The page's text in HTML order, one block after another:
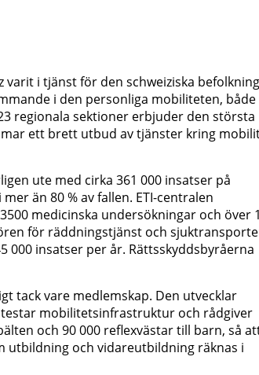
varit i tjänst för den schweiziska
i den personliga mobiliteten, både
regionala sektioner erbjuder den största
ett brett utbud av tjänster kring
ute med cirka 361 000 insatser på
än 80 % av fallen. ETI-centralen
medicinska undersökningar och över
för räddningstjänst och
000 insatser per år. Rättsskyddsbyråerna
tack vare medlemskap. Den utvecklar
mobilitetsinfrastruktur och rådgiver
och 90 000 reflexvästar till barn, så
utbildning och vidareutbildning räknas i